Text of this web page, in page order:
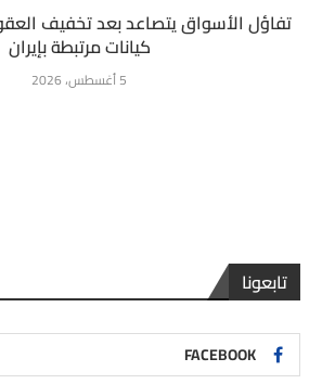
تفاؤل الأسواق يتصاعد بعد تخفيف
كيانات مرتبطة بإيران
5 أغسطس، 2026
تابعونا
FACEBOOK